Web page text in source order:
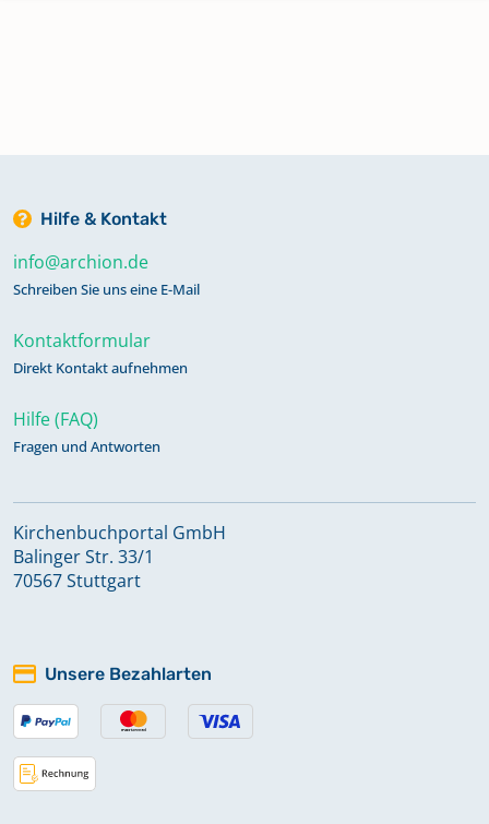
Trauungen 1843-1994
Zivilstandsregister 1808 Geburten,
Beerdigungen
Zivilstandsregister 1809 Geburten,
Aufgebote, Trauungen,
Zivilstandsregister 1810 Geburten,
Aufgebote, Trauungen,
Beerdigungen
Aufgebote, Trauungen,
Beerdigungen
Zivilstandsregister 1812 Geburten,
Hilfe & Kontakt
info@archion.de
Schreiben Sie uns eine E-Mail
Kontaktformular
Direkt Kontakt aufnehmen
Hilfe (FAQ)
Fragen und Antworten
Kirchenbuchportal GmbH
Balinger Str. 33/1
70567 Stuttgart
Unsere Bezahlarten